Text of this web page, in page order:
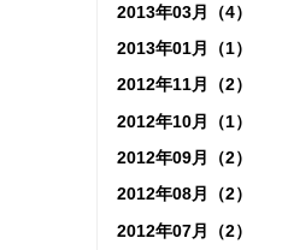
2013年03月（4）
2013年01月（1）
2012年11月（2）
2012年10月（1）
2012年09月（2）
2012年08月（2）
2012年07月（2）